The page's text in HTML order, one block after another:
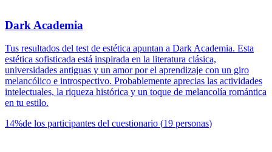
Dark Academia
Tus resultados del test de estética apuntan a Dark Academia. Esta
estética sofisticada está inspirada en la literatura clásica,
universidades antiguas y un amor por el aprendizaje con un giro
melancólico e introspectivo. Probablemente aprecias las actividades
intelectuales, la riqueza histórica y un toque de melancolía romántica
en tu estilo.
14%de los participantes del cuestionario (19 personas)